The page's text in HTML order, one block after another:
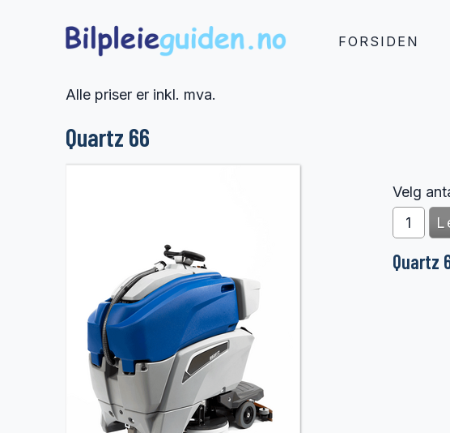
FORSIDEN
Alle priser er inkl. mva.
Quartz 66
Velg
Quartz